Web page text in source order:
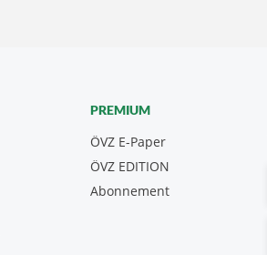
PREMIUM
ÖVZ E-Paper
Abonnement
ÖVZ EDITION